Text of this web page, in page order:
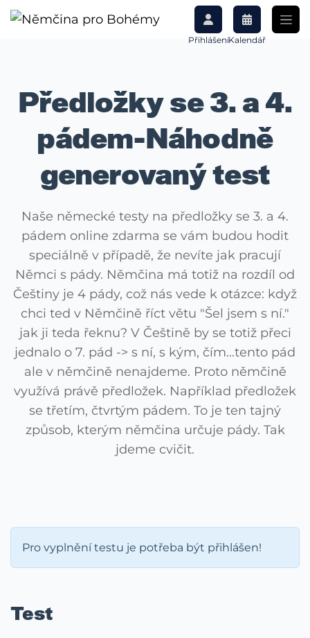
PřihlášeníKalendář
Předložky se 3. a 4.
pádem-Náhodně
generovaný test
Naše německé testy na předložky se 3. a 4.
pádem online zdarma se vám budou hodit
speciálně v případě, že nevíte jak pracují
Němci s pády. Němčina má totiž na rozdíl od
Češtiny je 4 pády, což nás vede k otázce: když
chci ted v Němčině říct větu "Šel jsem s ní."
jak ji teda řeknu? V Češtině by se totiž přeci
jednalo o 7. pád -> s ní, s kým, čím...tento pád
ale v němčině nenajdeme. Proto němčině
využívá právě předložek. Například předložek
se třetím, čtvrtým pádem. To je ten tajný
způsob, kterým němčina určuje pády. Tak
jdeme cvičit.
Pro vyplnění testu je potřeba být přihlášen!
Test